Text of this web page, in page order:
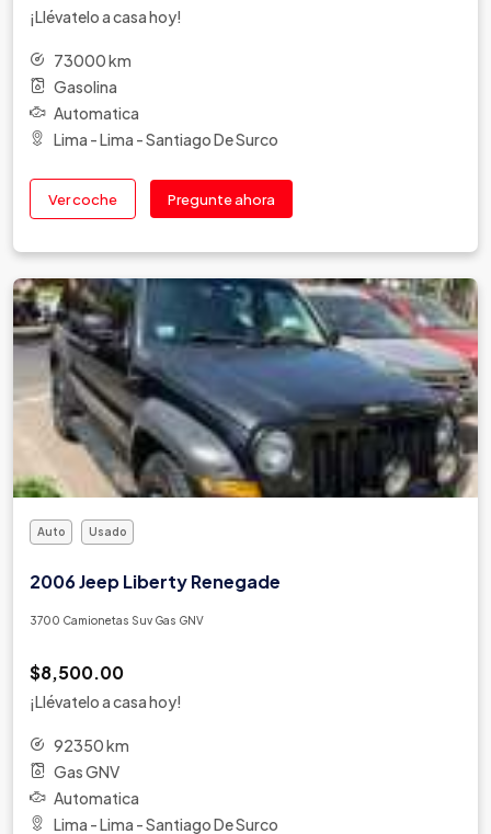
¡Llévatelo a casa hoy!
73000 km
Gasolina
Automatica
Lima - Lima - Santiago De Surco
Ver coche Pregunte ahora
Auto Usado
2006 Jeep Liberty Renegade
3700 Camionetas Suv Gas GNV
$8,500.00
¡Llévatelo a casa hoy!
92350 km
Gas GNV
Automatica
Lima - Lima - Santiago De Surco